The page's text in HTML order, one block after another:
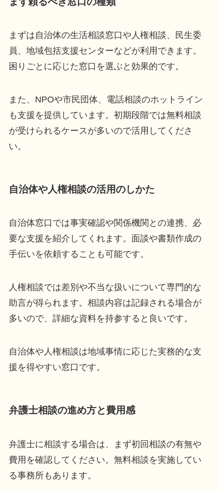
まずは自治体の生活相談窓口や人権相談、民生委
員、地域包括支援センターなどが利用できます。
困りごとに応じた窓口を選ぶと効果的です。
また、NPOや市民団体、電話相談のホットライン
も支援を提供しています。初期段階では無料相談
が受けられるケースが多いので活用してくださ
い。
自治体や人権相談の活用のしかた
自治体窓口では事実確認や関係機関との連携、必
要な支援を紹介してくれます。面談や書類作成の
手伝いを依頼することも可能です。
人権相談では差別や不当な扱いについて専門的な
助言が得られます。相談内容は記録される場合が
多いので、詳細な資料を持参すると良いです。
自治体や人権相談は地域事情に応じた実務的な支
援を得やすい窓口です。
弁護士相談の進め方と費用感
弁護士に相談する場合は、まず初回相談の有無や
費用を確認してください。無料相談を実施してい
る事務所もあります。